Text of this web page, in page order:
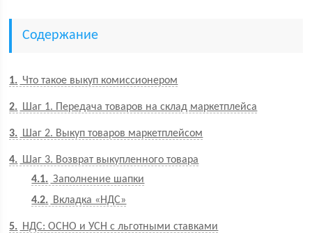
Содержание
1 Что такое выкуп комиссионером
2 Шаг 1. Передача товаров на склад маркетплейса
3 Шаг 2. Выкуп товаров маркетплейсом
4
Шаг 3. Возврат выкупленного товара
4.1
Заполнение шапки
4.2
Вкладка «НДС»
5
НДС: ОСНО и УСН с льготными ставками